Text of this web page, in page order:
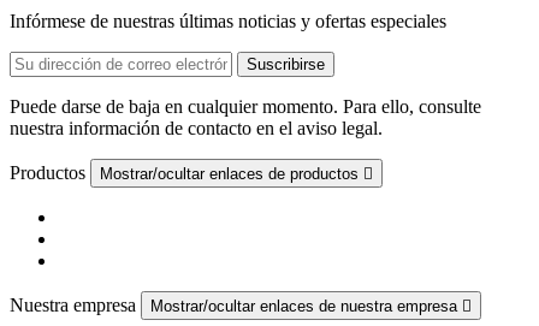
Infórmese de nuestras últimas noticias y ofertas especiales
Puede darse de baja en cualquier momento. Para ello, consulte
nuestra información de contacto en el aviso legal.
Productos Mostrar/ocultar enlaces de productos 
Nuestra empresa Mostrar/ocultar enlaces de nuestra empresa 